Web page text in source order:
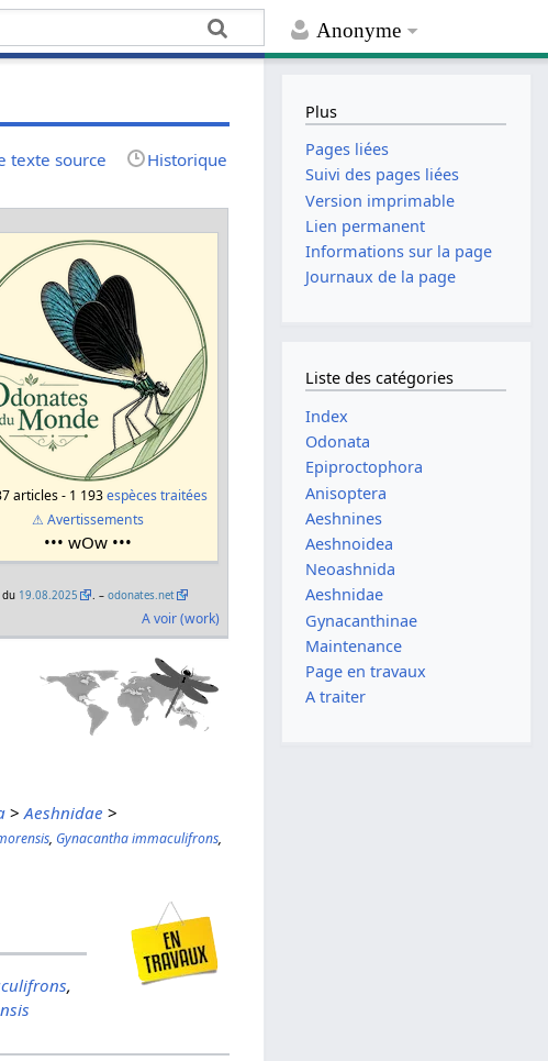
Anonyme
texte source Historique
articles - 1 193espèces traitées
⚠ Avertissements
••• wOw •••
du 19.08.2025 . – odonates.net
A voir (work)
>Aeshnidae >
, Gynacantha immaculifrons,
,
Plus
Pages liées
Suivi des pages liées
Version imprimable
Lien permanent
Informations sur la page
Journaux de la page
Liste des catégories
Index
Odonata
Epiproctophora
Anisoptera
Aeshnines
Aeshnoidea
Neoashnida
Aeshnidae
Gynacanthinae
Maintenance
Page en travaux
A traiter